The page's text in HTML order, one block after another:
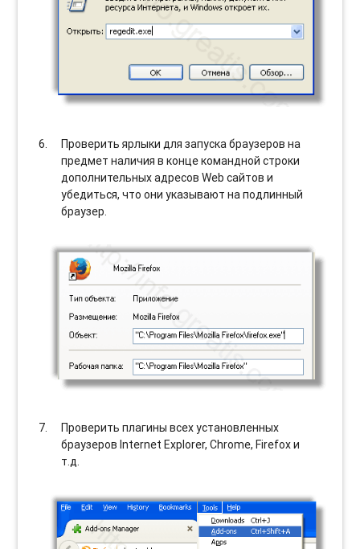
Проверить ярлыки для запуска браузеров на
предмет наличия в конце командной строки
дополнительных адресов Web сайтов и
убедиться, что они указывают на подлинный
браузер.
Проверить плагины всех установленных
браузеров Internet Explorer, Chrome, Firefox и
т.д.